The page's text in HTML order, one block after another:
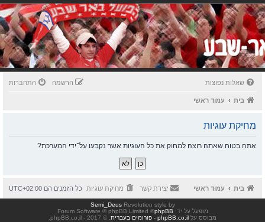
שאלות נפוצות התחברות הרשמה
בית עמוד ראשי
מחיקת עוגיות
אתה בטוח שאתה רוצה למחוק את כל העוגיות אשר נקבעו על־ידי המערכת?
בית עמוד ראשי כל הזמנים הם UTC+02:00 מחיקת עוגיות יצירת קשר
Revolution style by
Semi_Deus
מופעל על ידי phpBB
® Forum Software © phpBB Limited
מבוסס על phpBB.co.il - פורומים בעברית . © 2017 - phpBB.co.il.